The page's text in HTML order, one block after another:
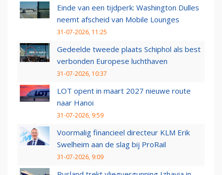
Einde van een tijdperk: Washington Dulles
neemt afscheid van Mobile Lounges
31-07-2026, 11:25
Gedeelde tweede plaats Schiphol als best
verbonden Europese luchthaven
31-07-2026, 10:37
LOT opent in maart 2027 nieuwe route
naar Hanoi
31-07-2026, 9:59
Voormalig financieel directeur KLM Erik
Swelheim aan de slag bij ProRail
31-07-2026, 9:09